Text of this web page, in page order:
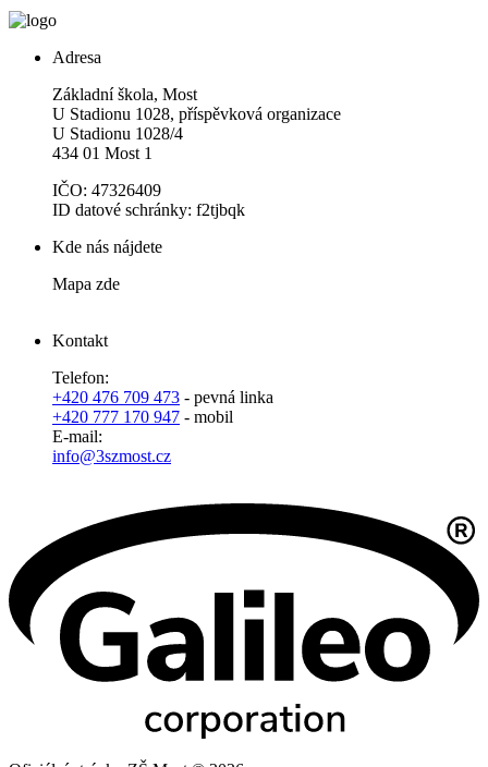
Adresa
Základní škola, Most
U Stadionu 1028, příspěvková organizace
U Stadionu 1028/4
434 01 Most 1
IČO: 47326409
ID datové schránky: f2tjbqk
Kde nás nájdete
Mapa zde
Kontakt
Telefon:
+420 476 709 473 - pevná linka
+420 777 170 947 - mobil
E-mail:
info@3szmost.cz